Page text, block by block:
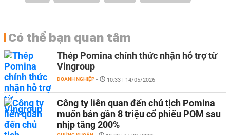
Có thể bạn quan tâm
Thép Pomina chính thức nhận hỗ trợ từ
Vingroup
DOANH NGHIỆP - 10:33 | 14/05/2026
Công ty liên quan đến chủ tịch Pomina
muốn bán gần 8 triệu cổ phiếu POM sau
nhịp tăng 200%